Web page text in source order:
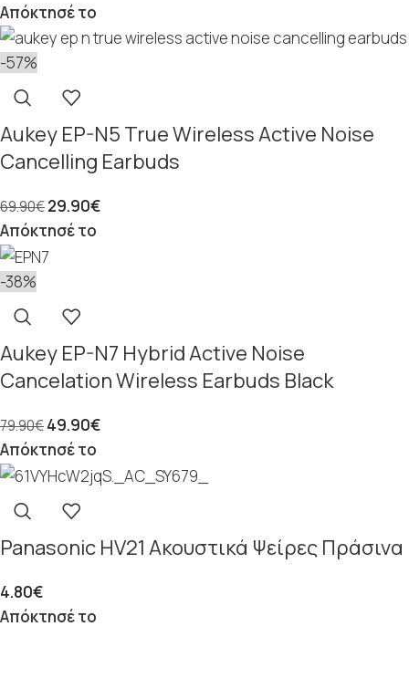
Απόκτησέ το
-57%
Aukey EP-N5 True Wireless Active Noise
Cancelling Earbuds
69.90€29.90€
Απόκτησέ το
-38%
Aukey EP-N7 Hybrid Active Noise
Cancelation Wireless Earbuds Black
79.90€49.90€
Απόκτησέ το
Panasonic HV21 Ακουστικά Ψείρες Πράσινα
4.80€
Απόκτησέ το